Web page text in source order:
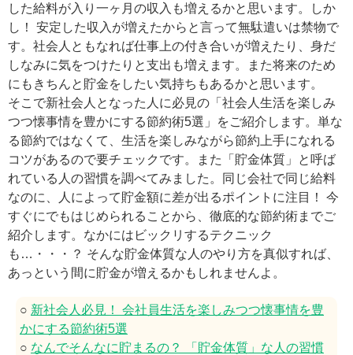
した給料が入り一ヶ月の収入も増えるかと思います。しか
し！ 安定した収入が増えたからと言って無駄遣いは禁物で
す。社会人ともなれば仕事上の付き合いが増えたり、身だ
しなみに気をつけたりと支出も増えます。また将来のため
にもきちんと貯金をしたい気持ちもあるかと思います。
そこで新社会人となった人に必見の「社会人生活を楽しみ
つつ懐事情を豊かにする節約術5選」をご紹介します。単な
る節約ではなくて、生活を楽しみながら節約上手になれる
コツがあるので要チェックです。また「貯金体質」と呼ば
れている人の習慣を調べてみました。同じ会社で同じ給料
なのに、人によって貯金額に差が出るポイントに注目！ 今
すぐにでもはじめられることから、徹底的な節約術までご
紹介します。なかにはビックリするテクニック
も…・・・？ そんな貯金体質な人のやり方を真似すれば、
あっという間に貯金が増えるかもしれませんよ。
○ 新社会人必見！ 会社員生活を楽しみつつ懐事情を豊
かにする節約術5選
○ なんでそんなに貯まるの？ 「貯金体質」な人の習慣